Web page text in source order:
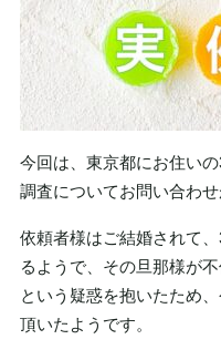
今回は、東京都にお住い
調査についてお問い合わせ
依頼者様はご結婚されて
るようで、その旦那様が
という疑惑を抱いたため
頂いたようです。